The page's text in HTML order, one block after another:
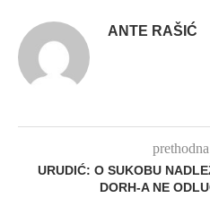
ANTE RAŠIĆ
URUDIĆ: O SUKOBU
DORH-A NE